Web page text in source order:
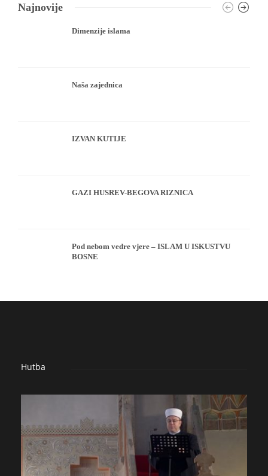
Najnovije
Dimenzije islama
Naša zajednica
IZVAN KUTIJE
GAZI HUSREV-BEGOVA RIZNICA
Pod nebom vedre vjere – ISLAM U ISKUSTVU
BOSNE
Hutba